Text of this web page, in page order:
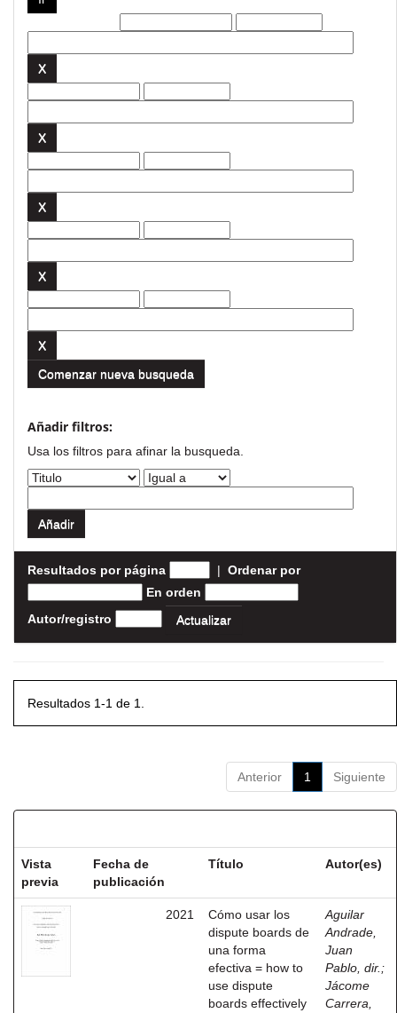
Comenzar nueva busqueda
Añadir filtros:
Usa los filtros para afinar la busqueda.
Resultados por página | Ordenar por
En orden
Autor/registro
Resultados 1-1 de 1.
Anterior 1 Siguiente
Vista
previa
Fecha de
publicación
Título Autor(es)
2021
Cómo usar los
dispute boards de
una forma
efectiva = how to
use dispute
boards effectively
Aguilar
Andrade,
Juan
Pablo, dir. ;
Jácome
Carrera,